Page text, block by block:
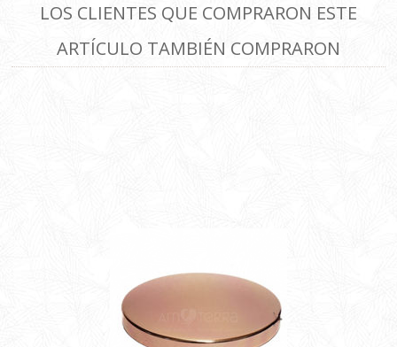
LOS CLIENTES QUE COMPRARON ESTE
ARTÍCULO TAMBIÉN COMPRARON